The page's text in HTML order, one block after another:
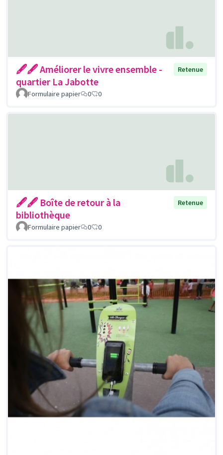
🖋🖋 Améliorer le vivre ensemble -
quartier La Jabotte
Retenue
Formulaire papier 0 0
🖋🖋 Boîte de retour à la
bibliothèque
Retenue
Formulaire papier 0 0